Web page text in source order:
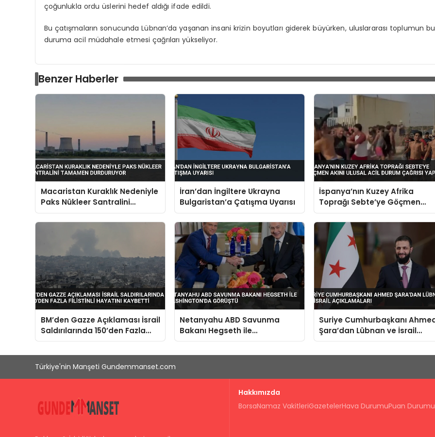
çoğunlukla ordu üslerini hedef aldığı ifade edildi.
Bu çatışmaların sonucunda Lübnan’da yaşanan insani krizin boyutları giderek büyürken, uluslararası toplumun bu
duruma acil müdahale etmesi çağrıları yükseliyor.
Benzer Haberler
Macaristan Kuraklık Nedeniyle
Paks Nükleer Santralini
Tamamen Durduruyor
İran’dan İngiltere Ukrayna
Bulgaristan’a Çatışma Uyarısı
İspanya’nın Kuzey Afrika
Toprağı Sebte’ye Göçmen
Akını Ulusal Acil Durum
Yaptırdı
BM’den Gazze Açıklaması İsrail
Saldırılarında 150’den Fazla
Filistinli Hayatını Kaybetti
Netanyahu ABD Savunma
Bakanı Hegseth ile
Washington’da Görüştü
Suriye Cumhurbaşkanı
Şara’dan Lübnan ve İsrail
Açıklamaları
Türkiye'nin Manşeti Gundemmanset.com
Hakkımızda
BorsaNamaz VakitleriGazetelerHava DurumuPuan Durumu